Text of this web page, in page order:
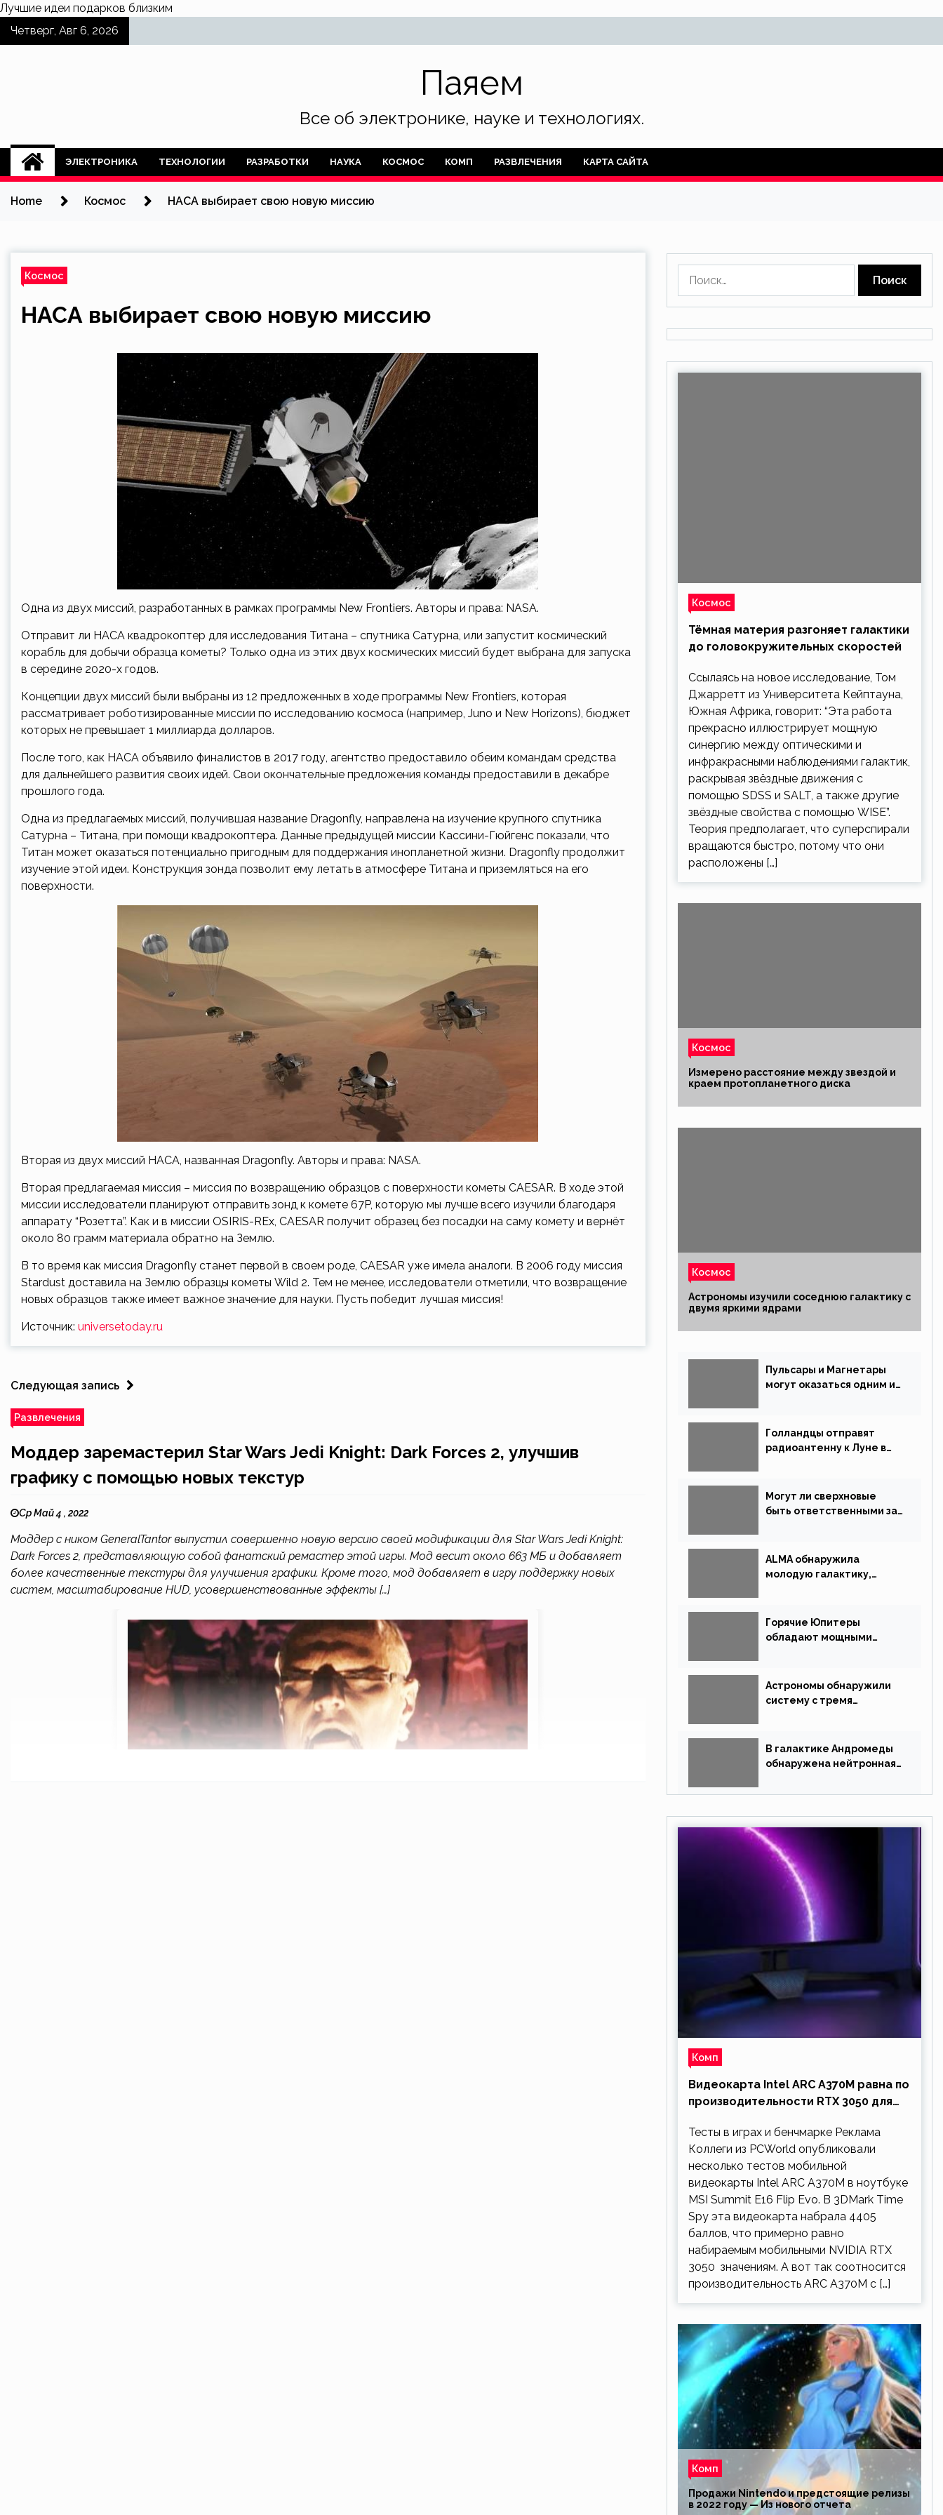
Лучшие идеи подарков близким
SkipЧетверг, Авг 6, 2026
Паяем
Все об электронике, науке и технологиях.
ЭЛЕКТРОНИКА ТЕХНОЛОГИИ РАЗРАБОТКИ НАУКА КОСМОС КОМП РАЗВЛЕЧЕНИЯ КАРТА САЙТА
Home Космос НАСА выбирает свою новую миссию
Космос
НАСА выбирает свою новую миссию
Одна из двух миссий, разработанных в рамках программы New Frontiers. Авторы и права: NASA.
Отправит ли НАСА квадрокоптер для исследования Титана – спутника Сатурна, или запустит космический
корабль для добычи образца кометы? Только одна из этих двух космических миссий будет выбрана для запуска
в середине 2020-х годов.
Концепции двух миссий были выбраны из 12 предложенных в ходе программы New Frontiers, которая
рассматривает роботизированные миссии по исследованию космоса (например, Juno и New Horizons), бюджет
которых не превышает 1 миллиарда долларов.
После того, как НАСА объявило финалистов в 2017 году, агентство предоставило обеим командам средства
для дальнейшего развития своих идей. Свои окончательные предложения команды предоставили в декабре
прошлого года.
Одна из предлагаемых миссий, получившая название Dragonfly, направлена на изучение крупного спутника
Сатурна – Титана, при помощи квадрокоптера. Данные предыдущей миссии Кассини-Гюйгенс показали, что
Титан может оказаться потенциально пригодным для поддержания инопланетной жизни. Dragonfly продолжит
изучение этой идеи. Конструкция зонда позволит ему летать в атмосфере Титана и приземляться на его
поверхности.
Вторая из двух миссий НАСА, названная Dragonfly. Авторы и права: NASA.
Вторая предлагаемая миссия – миссия по возвращению образцов с поверхности кометы CAESAR. В ходе этой
миссии исследователи планируют отправить зонд к комете 67P, которую мы лучше всего изучили благодаря
аппарату “Розетта”. Как и в миссии OSIRIS-REx, CAESAR получит образец без посадки на саму комету и вернёт
около 80 грамм материала обратно на Землю.
В то время как миссия Dragonfly станет первой в своем роде, CAESAR уже имела аналоги. В 2006 году миссия
Stardust доставила на Землю образцы кометы Wild 2. Тем не менее, исследователи отметили, что возвращение
новых образцов также имеет важное значение для науки. Пусть победит лучшая миссия!
Источник: universetoday.ru
Следующая запись
Развлечения
Моддер заремастерил Star Wars Jedi Knight: Dark Forces 2, улучшив
графику с помощью новых текстур
Ср Май 4 , 2022
Моддер с ником GeneralTantor выпустил совершенно новую версию своей модификации для Star Wars Jedi Knight:
Dark Forces 2, представляющую собой фанатский ремастер этой игры. Мод весит около 663 МБ и добавляет
более качественные текстуры для улучшения графики. Кроме того, мод добавляет в игру поддержку новых
систем, масштабирование HUD, усовершенствованные эффекты […]
Космос
Тёмная материя разгоняет галактики
до головокружительных скоростей
Ссылаясь на новое исследование, Том
Джарретт из Университета Кейптауна,
Южная Африка, говорит: “Эта работа
прекрасно иллюстрирует мощную
синергию между оптическими и
инфракрасными наблюдениями галактик,
раскрывая звёздные движения с
помощью SDSS и SALT, а также другие
звёздные свойства с помощью WISE”.
Теория предполагает, что суперспирали
вращаются быстро, потому что они
расположены […]
Космос
Измерено расстояние между звездой и
краем протопланетного диска
Космос
Астрономы изучили соседнюю галактику с
двумя яркими ядрами
Пульсары и Магнетары
могут оказаться одним и
Голландцы отправят
радиоантенну к Луне в
Могут ли сверхновые
быть ответственными за
ALMA обнаружила
молодую галактику,
Горячие Юпитеры
обладают мощными
Астрономы обнаружили
систему с тремя
В галактике Андромеды
обнаружена нейтронная
Комп
Видеокарта Intel ARC A370M равна по
производительности RTX 3050 для
Тесты в играх и бенчмарке Реклама
Коллеги из PCWorld опубликовали
несколько тестов мобильной
видеокарты Intel ARC A370M в ноутбуке
MSI Summit E16 Flip Evo. В 3DMark Time
Spy эта видеокарта набрала 4405
баллов, что примерно равно
набираемым мобильными NVIDIA RTX
3050 значениям. А вот так соотносится
производительность ARC A370M с […]
Комп
Продажи Nintendo и предстоящие релизы
в 2022 году — Из нового отчета